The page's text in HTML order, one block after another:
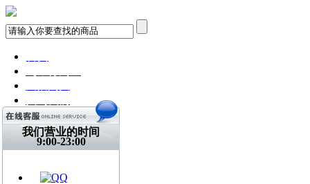
关注微博
视频网站
文章资讯
交流平台
我们营业的时间
9:00-23:00